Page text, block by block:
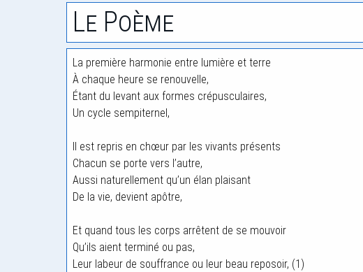
Le Poème
La première harmonie entre lumière et terre
À chaque heure se renouvelle,
Étant du levant aux formes crépusculaires,
Un cycle sempiternel,
Il est repris en chœur par les vivants présents
Chacun se porte vers l’autre,
Aussi naturellement qu’un élan plaisant
De la vie, devient apôtre,
Et quand tous les corps arrêtent de se mouvoir
Qu’ils aient terminé ou pas,
Leur labeur de souffrance ou leur beau reposoir, (1)